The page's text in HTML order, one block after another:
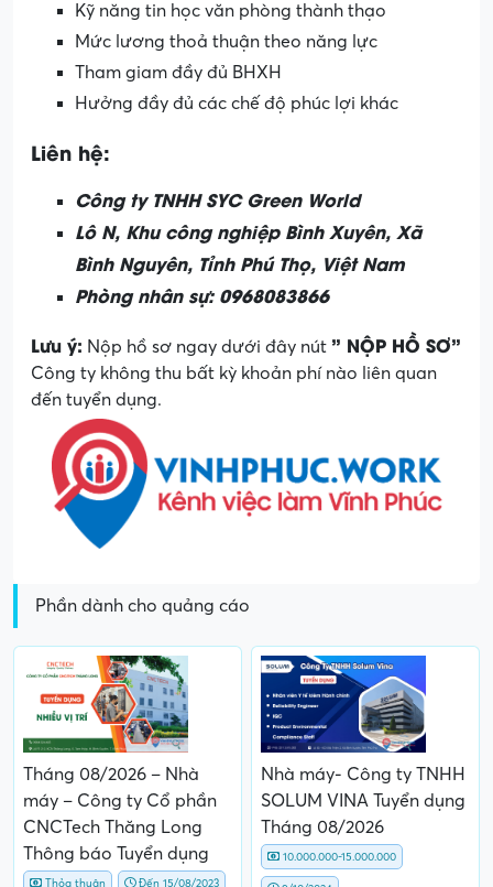
Kỹ năng tin học văn phòng thành thạo
Mức lương thoả thuận theo năng lực
Tham giam đầy đủ BHXH
Hưởng đầy đủ các chế độ phúc lợi khác
Liên hệ:
Công ty TNHH SYC Green World
Lô N, Khu công nghiệp Bình Xuyên, Xã
Bình Nguyên, Tỉnh Phú Thọ, Việt Nam
Phòng nhân sự: 0968083866
Lưu ý: Nộp hồ sơ ngay dưới đây nút ” NỘP HỒ SƠ”
Công ty không thu bất kỳ khoản phí nào liên quan
đến tuyển dụng.
Phần dành cho quảng cáo
Tháng 08/2026 – Nhà
máy – Công ty Cổ phần
CNCTech Thăng Long
Thông báo Tuyển dụng
Thỏa thuận Đến 15/08/2023
Nhà máy- Công ty TNHH
SOLUM VINA Tuyển dụng
Tháng 08/2026
10.000.000-15.000.000